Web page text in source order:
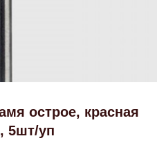
острое, красная
5шт/уп